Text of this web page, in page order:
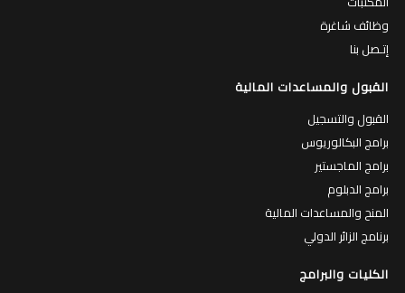
وظائف شاغرة
إتـصل بنا
القبول والمساعدات المالية
القبول والتسجيل
برامج البكالوريوس
برامج الماجستير
برامج الدبلوم
المنح والمساعدات المالية
برنامج الزائر الدولي
الكليات والبرامج